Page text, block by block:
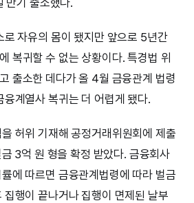
로 자유의 몸이 됐지만 앞으로 5년간
복귀할 수 없는 상황이다. 특경법 위
출소한 데다가 올 4월 금융관계 법령
계열사 복귀는 더 어렵게 됐다.
허위 기재해 공정거래위원회에 제출
3억 원 형을 확정 받았다. 금융회사
에 따르면 금융관계법령에 따라 벌금
집행이 끝나거나 집행이 면제된 날부